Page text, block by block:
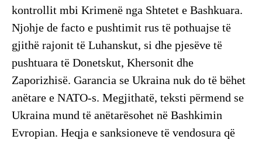
kontrollit mbi Krimenë nga Shtetet e Bashkuara.
Njohje de facto e pushtimit rus të pothuajse të
gjithë rajonit të Luhanskut, si dhe pjesëve të
pushtuara të Donetskut, Khersonit dhe
Zaporizhisë. Garancia se Ukraina nuk do të bëhet
anëtare e NATO-s. Megjithatë, teksti përmend se
Ukraina mund të anëtarësohet në Bashkimin
Evropian. Heqja e sanksioneve të vendosura që